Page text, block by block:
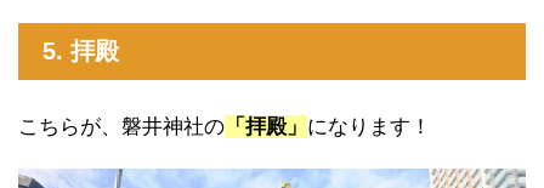
5. 拝殿
こちらが、磐井神社の 「拝殿」 になります！